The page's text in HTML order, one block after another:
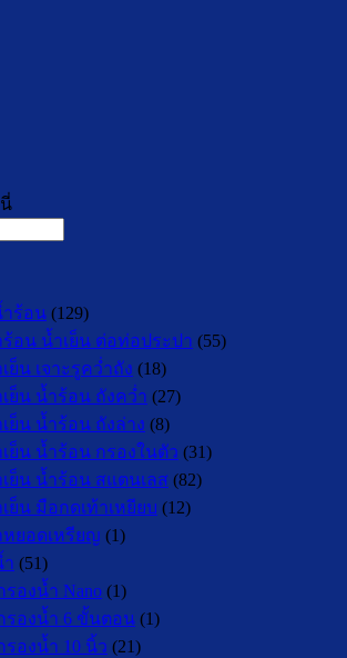
ำร้อน (129)
อน น้ำเย็น ต่อท่อประปา (55)
ย็น เจาะรูคว่ำถัง (18)
ย็น น้ำร้อน ถังคว่ำ (27)
ย็น น้ำร้อน ถังล่าง (8)
ย็น น้ำร้อน กรองในตัว (31)
ย็น น้ำร้อน สแตนเลส (82)
ย็น มือกดเท้าเหยียบ (12)
ยอดเหรียญ (1)
ำ (51)
รองน้ำ Nano (1)
รองน้ำ 6 ขั้นตอน (1)
รองน้ำ 10 นิ้ว (21)